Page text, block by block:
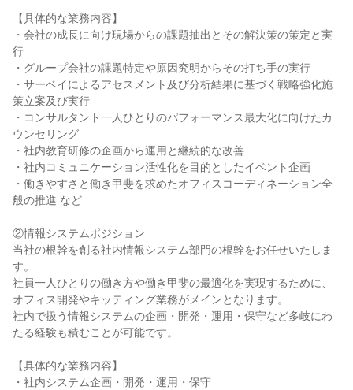
【具体的な業務内容】
・会社の成長に向け現場からの課題抽出とその解決策の策定と実
行
・グループ会社の課題特定や原因究明からその打ち手の実行
・サーベイによるアセスメント及び分析結果に基づく戦略強化施
策立案及び実行
・コンサルタント一人ひとりのパフォーマンス最大化に向けたカ
ウンセリング
・社内教育研修の企画から運用と継続的な改善
・社内コミュニケーション活性化を目的としたイベント企画
・働きやすさと働き甲斐を求めたオフィスコーディネーション全
般の推進 など
②情報システムポジション
当社の根幹を創る社内情報システム部門の根幹をお任せいたしま
す。
社員一人ひとりの働き方や働き甲斐の最適化を実現するために、
オフィス開発やキッティング業務がメインとなります。
社内で扱う情報システムの企画・開発・運用・保守など多岐にわ
たる経験も積むことが可能です。
【具体的な業務内容】
・社内システム企画・開発・運用・保守